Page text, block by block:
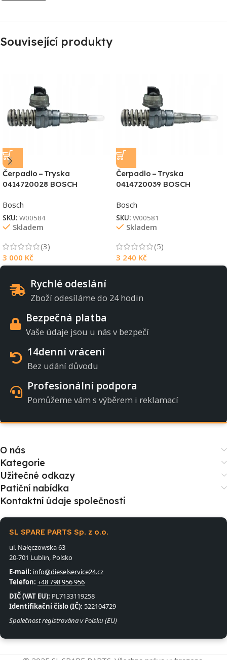
Související produkty
Čerpadlo – Tryska
0414720028 BOSCH
Bosch
SKU: W00584
Skladem
(3)
3 000 Kč
Čerpadlo – Tryska
0414720039 BOSCH
Bosch
SKU: W00581
Skladem
(5)
3 240 Kč
Rychlé odeslání
Zboží odesíláme do 24 hodin
Bezpečná platba
Vaše údaje jsou u nás v bezpečí
14denní vrácení
Bez udání důvodu
Profesionální podpora
Pomůžeme vám s výběrem i reklamací
O nás
Kategorie
Užitečné odkazy
Patiční nabídka
Kontaktní údaje společnosti
SL SPARE PARTS Sp. z o.o.
ul. Nałęczowska 63
20-701 Lublin, Polsko
E-mail: info@dieselservice24.cz
Telefon: +48 798 956 956
DIČ (VAT EU): PL7133119258
Identifikační číslo (IČ): 522104729
Společnost registrována v Polsku (EU)